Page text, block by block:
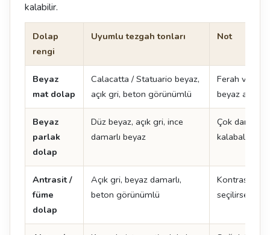
kalabilir.
Dolap
rengi
Uyumlu tezgah tonları Not
Beyaz
mat dolap
Calacatta / Statuario beyaz,
açık gri, beton görünümlü
Ferah ve
beyaz adada
Beyaz
parlak
dolap
Düz beyaz, açık gri, ince
damarlı beyaz
Çok damarlı
kalabalık
Antrasit /
füme
dolap
Açık gri, beyaz damarlı,
beton görünümlü
Kontrast
seçilirse